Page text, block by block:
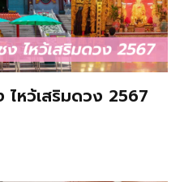
หว้เสริมดวง 2567